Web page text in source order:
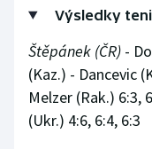
Judo
Krasobruslení
Lezení
Výsledky
Štěpánek (ČR) -
(Kaz.) - Dancevic
Melzer (Rak.) 6:3,
(Ukr.) 4:6, 6:4, 6:3